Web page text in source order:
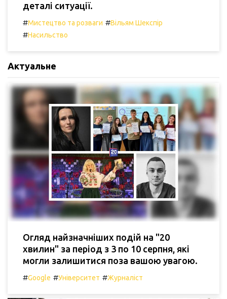
деталі ситуації.
#Мистецтво та розваги #Вільям Шекспір
#Насильство
Актуальне
Огляд найзначніших подій на "20
хвилин" за період з 3 по 10 серпня, які
могли залишитися поза вашою увагою.
#Google #Університет #Журналіст